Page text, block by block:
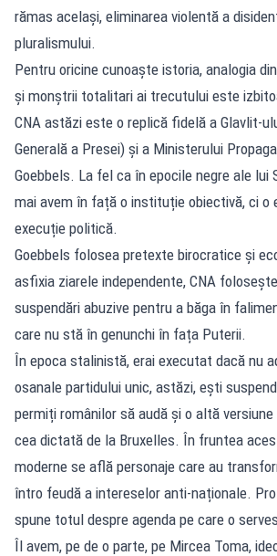
rămas același, eliminarea violentă a
pluralismului.
Pentru oricine cunoaște istoria, analogia
și monștrii totalitari ai trecutului este
CNA astăzi este o replică fidelă a Glavlit-
Generală a Presei) și a Ministerului
Goebbels. La fel ca în epocile negre ale lui
mai avem în față o instituție obiectivă, ci o
execuție politică.
Goebbels folosea pretexte birocratice și
asfixia ziarele independente, CNA
suspendări abuzive pentru a băga în
care nu stă în genunchi în fața Puterii.
În epoca stalinistă, erai executat dacă nu
osanale partidului unic, astăzi, ești
permiți românilor să audă și o altă
cea dictată de la Bruxelles. În fruntea
moderne se află personaje care au
întro feudă a intereselor anti-naționale.
spune totul despre agenda pe care o
Îl avem, pe de o parte, pe Mircea Toma,